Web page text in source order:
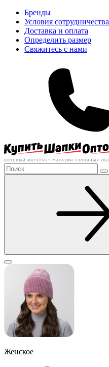
Бренды
Условия сотрудничества
Доставка и оплата
Определить размер
Свяжитесь с нами
Женское